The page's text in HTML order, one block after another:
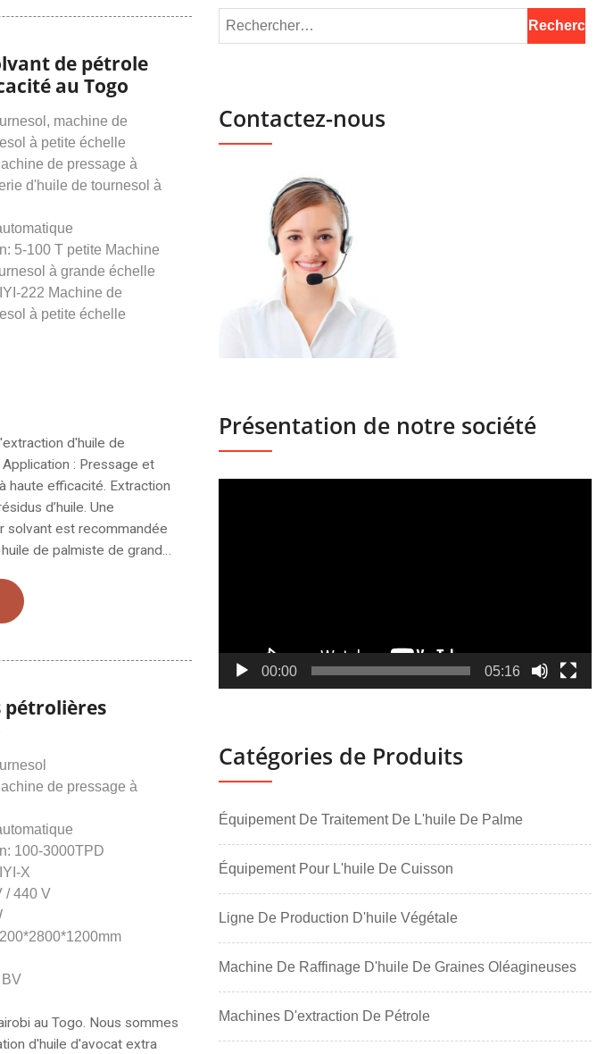
de pétrole
au Togo
machine de
à petite échelle
de pressage à
d'huile de tournesol à
5-100 T petite Machine
à grande échelle
222 Machine de
à petite échelle
d'huile de
: Pressage et
haute efficacité. Extraction
d’huile. Une
solvant est recommandée
de palmiste de grande
la machine d'extraction
au Togo, la machine
de tournesol au Togo.
des presseurs d'huile,
de séparation et 0 % sont
L’extraction de
similaire à celle du
de coton, des graines
Le processus
peut être adopté pour la
Les deux types
d’extraction d’huile de
production d’huile de ricin.
deux fois ; 02.. Les
incluent : la
par solvant,
et la distillation de l'eau.
la qualité de l’huile
pétrolières
de pressage à
100-3000TPD
X
/ 440 V
au Togo. Nous sommes
d'huile d'avocat extra
Contactez-nous
Présentation de notre société
00:00 05:16
Catégories de Produits
Équipement De Traitement De L'huile De Palme
Équipement Pour L'huile De Cuisson
Ligne De Production D'huile Végétale
Machine De Raffinage D'huile De Graines Oléagineuses
Machines D'extraction De Pétrole